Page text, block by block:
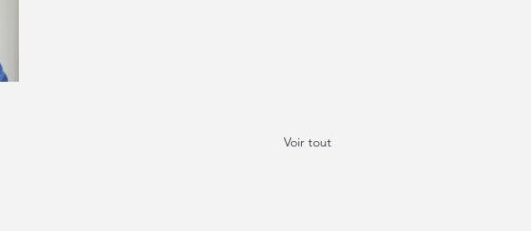
Voir tout